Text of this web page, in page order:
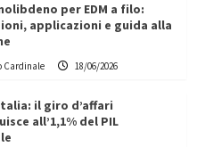
per EDM a filo:
applicazioni e guida alla
Cardinale 18/06/2026
il giro d’affari
all’1,1% del PIL